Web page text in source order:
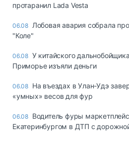
протаранил Lada Vesta
06.08 Лобовая авария собрала
"Коле"
06.08 У китайского
Приморье изъяли деньги
06.08 Ha въeздax в Улaн-Удэ
«yмныx» вecoв для фyp
06.08 Водитель фуры
Екатеринбургом в ДТП с